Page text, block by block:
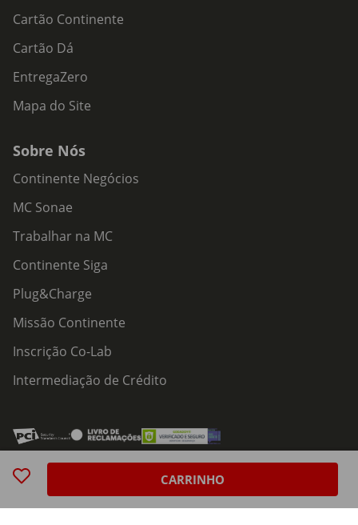
CARRINHO
Cartão Continente
Cartão Dá
EntregaZero
Mapa do Site
Sobre Nós
Continente Negócios
MC Sonae
Trabalhar na MC
Continente Siga
Plug&Charge
Missão Continente
Inscrição Co-Lab
Intermediação de Crédito
Acessibilidade Política de Cookies